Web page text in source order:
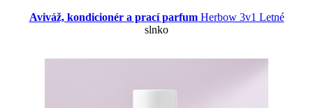
Aviváž, kondicionér a prací parfumHerbow 3v1 Letné
slnko